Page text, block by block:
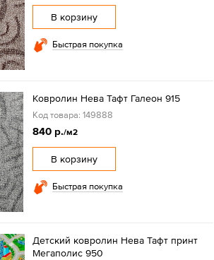
В корзину
Быстрая покупка
Ковролин Нева Тафт Галеон 915
Код товара: 149888
840 р./м2
В корзину
Быстрая покупка
Детский ковролин Нева Тафт принт
Мегаполис 950